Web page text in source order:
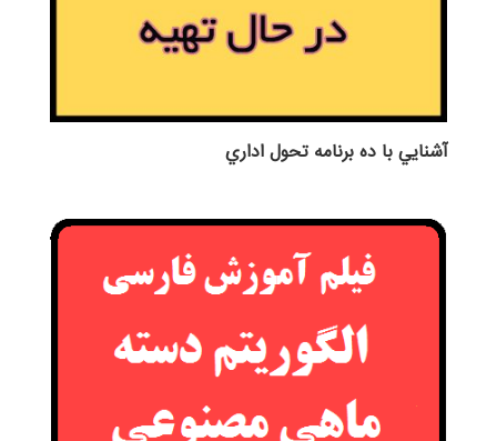
آشنايي با ده برنامه تحول اداري